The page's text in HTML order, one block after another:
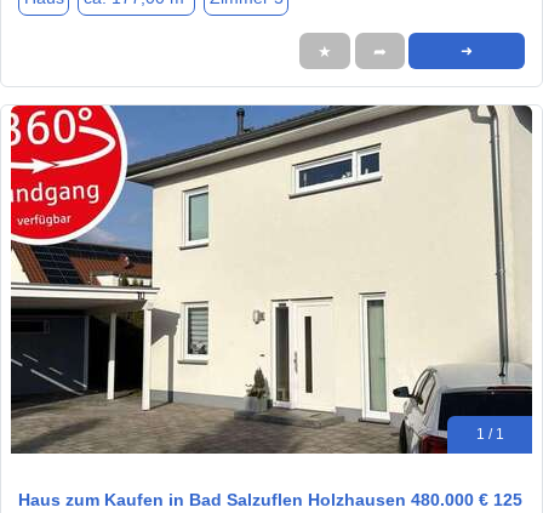
★ ➦ ➜
1 / 1
Haus zum Kaufen in Bad Salzuflen Holzhausen 480.000 € 125